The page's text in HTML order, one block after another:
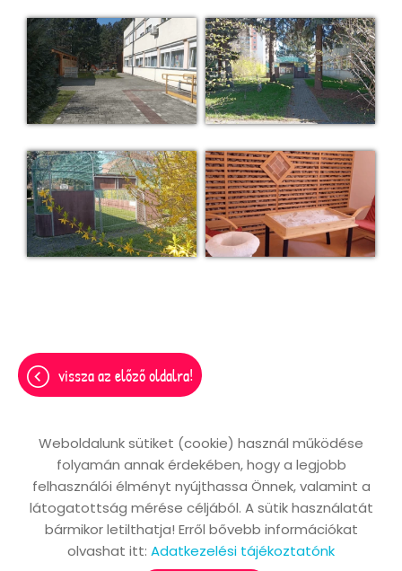
vissza az előző oldalra!
Oldal információk
Adatkezelési tájékoztató
Impresszum
Sütik kezelése
Akadálymentesítési nyilatkozat
Weboldalunk sütiket (cookie) használ működése
folyamán annak érdekében, hogy a legjobb
felhasználói élményt nyújthassa Önnek, valamint a
látogatottság mérése céljából. A sütik használatát
bármikor letilthatja! Erről bővebb információkat
olvashat itt: Adatkezelési tájékoztatónk